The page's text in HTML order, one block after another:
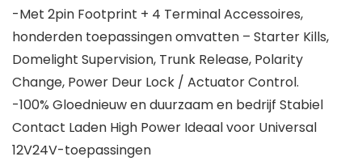
-Met 2pin Footprint + 4 Terminal Accessoires,
honderden toepassingen omvatten – Starter Kills,
Domelight Supervision, Trunk Release, Polarity
Change, Power Deur Lock / Actuator Control.
-100% Gloednieuw en duurzaam en bedrijf Stabiel
Contact Laden High Power Ideaal voor Universal
12V24V-toepassingen